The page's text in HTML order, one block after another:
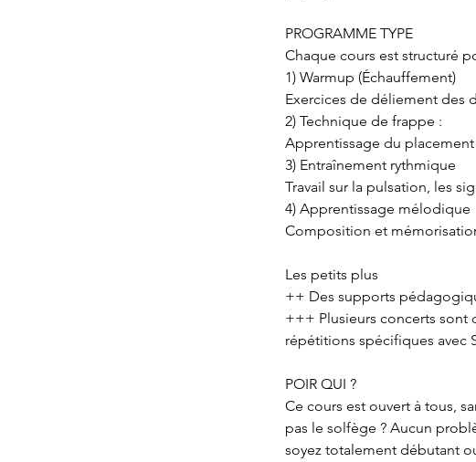
PROGRAMME TYPE
Chaque cours est structuré
1) Warmup (Échauffement)
Exercices de déliement des
2) Technique de frappe :
Apprentissage du
3) Entraînement rythmique
Travail sur la pulsation, les
4) Apprentissage mélodique
Composition et
Les petits plus
++ Des supports
+++ Plusieurs concerts sont
répétitions spécifiques avec
POIR QUI ?
Ce cours est ouvert à tous,
pas le solfège ? Aucun
soyez totalement débutant